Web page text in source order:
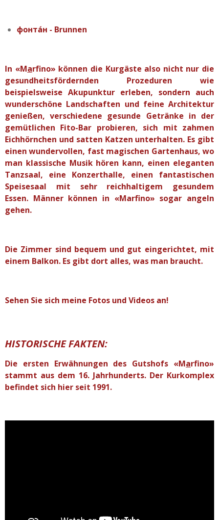
фонта́н - Brunnen
In «Marfino» können die Kurgäste also nicht nur die
gesundheitsfördernden Prozeduren wie
beispielsweise Akupunktur erleben, sondern auch
wunderschöne Landschaften und feine Architektur
genießen, verschiedene gesunde Getränke in der
gemütlichen Fito-Bar probieren, sich mit zahmen
Eichhörnchen und satten Katzen unterhalten. Es gibt
einen wundervollen, fast magischen Gartenhaus, wo
man klassische Musik hören kann, einen eleganten
Tanzsaal, eine Konzerthalle, einen fantastischen
Speisesaal mit sehr reichhaltigem gesundem
Essen. Männer können in «Marfino» sogar angeln
gehen.
Die Zimmer sind bequem und gut eingerichtet, mit
einem Balkon. Es gibt dort alles, was man braucht.
Sehen Sie sich meine Fotos und Videos an!
HISTORISCHE FAKTEN:
Die ersten Erwähnungen des Gutshofs «Marfino»
stammt aus dem 16. Jahrhunderts. Der Kurkomplex
befindet sich hier seit 1991.